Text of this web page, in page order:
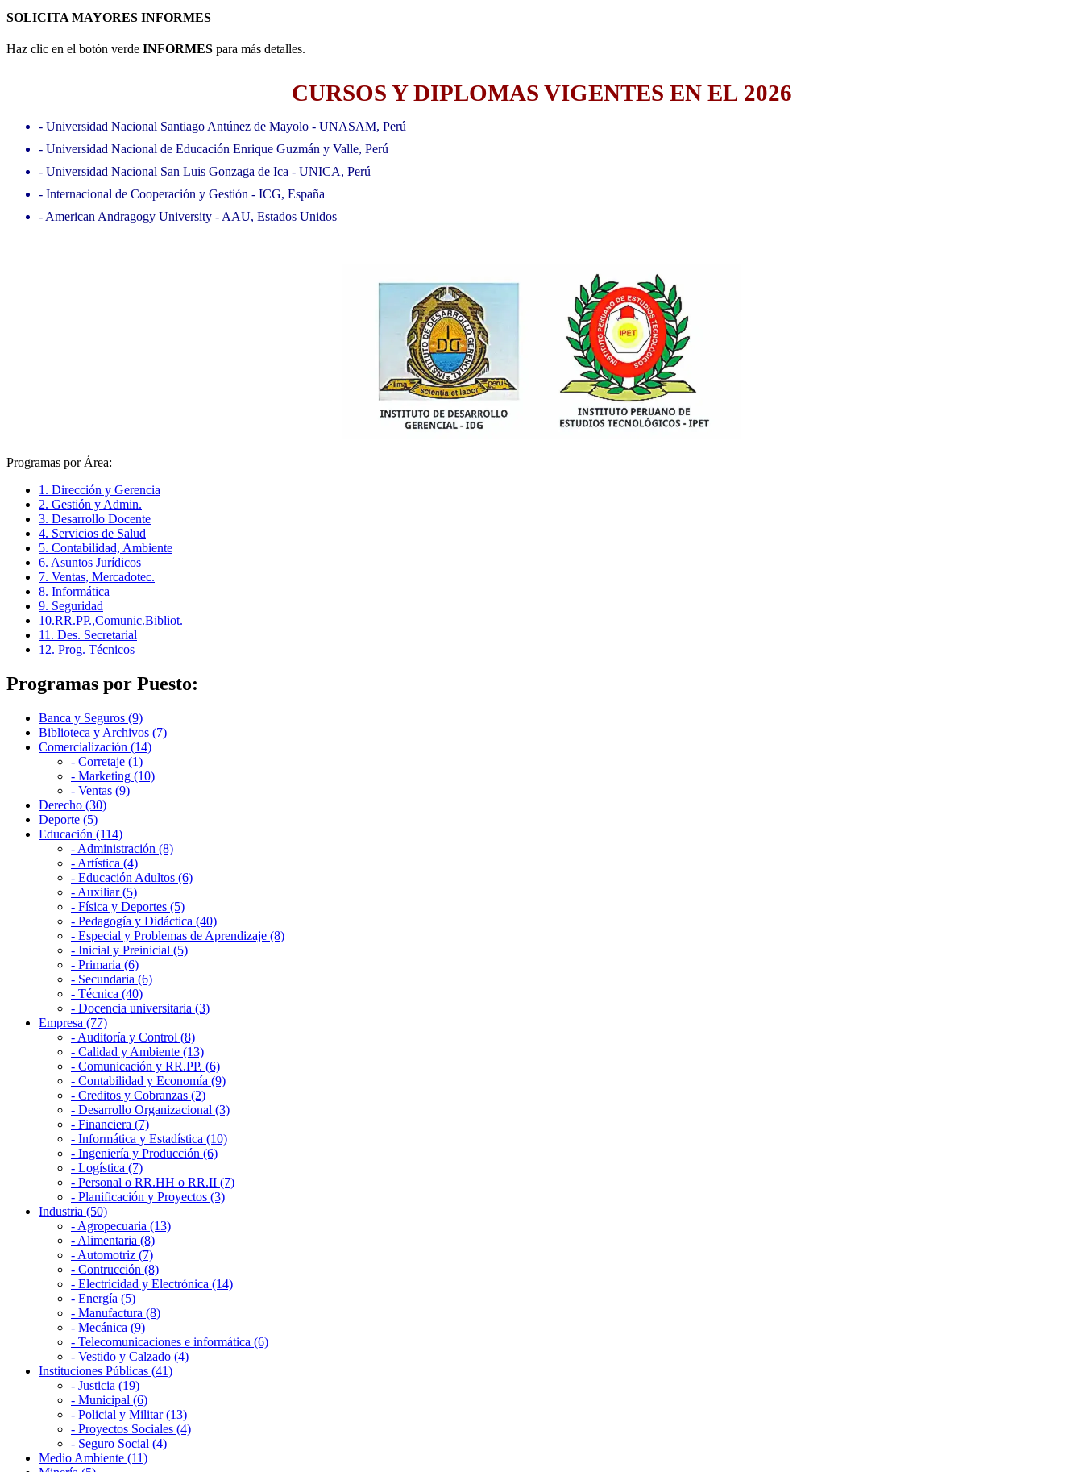
SOLICITA MAYORES INFORMES
Haz clic en el botón verde INFORMES para más detalles.
CURSOS Y DIPLOMAS VIGENTES EN EL 2026
- Universidad Nacional Santiago Antúnez de Mayolo - UNASAM, Perú
- Universidad Nacional de Educación Enrique Guzmán y Valle, Perú
- Universidad Nacional San Luis Gonzaga de Ica - UNICA, Perú
- Internacional de Cooperación y Gestión - ICG, España
- American Andragogy University - AAU, Estados Unidos
Programas por Área:
1. Dirección y Gerencia
2. Gestión y Admin.
3. Desarrollo Docente
4. Servicios de Salud
5. Contabilidad, Ambiente
6. Asuntos Jurídicos
7. Ventas, Mercadotec.
8. Informática
9. Seguridad
10.RR.PP.,Comunic.Bibliot.
11. Des. Secretarial
12. Prog. Técnicos
Programas por Puesto:
Banca y Seguros (9)
Biblioteca y Archivos (7)
Comercialización (14)
- Corretaje (1)
- Marketing (10)
- Ventas (9)
Derecho (30)
Deporte (5)
Educación (114)
- Administración (8)
- Artística (4)
- Educación Adultos (6)
- Auxiliar (5)
- Física y Deportes (5)
- Pedagogía y Didáctica (40)
- Especial y Problemas de Aprendizaje (8)
- Inicial y Preinicial (5)
- Primaria (6)
- Secundaria (6)
- Técnica (40)
- Docencia universitaria (3)
Empresa (77)
- Auditoría y Control (8)
- Calidad y Ambiente (13)
- Comunicación y RR.PP. (6)
- Contabilidad y Economía (9)
- Creditos y Cobranzas (2)
- Desarrollo Organizacional (3)
- Financiera (7)
- Informática y Estadística (10)
- Ingeniería y Producción (6)
- Logística (7)
- Personal o RR.HH o RR.II (7)
- Planificación y Proyectos (3)
Industria (50)
- Agropecuaria (13)
- Alimentaria (8)
- Automotriz (7)
- Contrucción (8)
- Electricidad y Electrónica (14)
- Energía (5)
- Manufactura (8)
- Mecánica (9)
- Telecomunicaciones e informática (6)
- Vestido y Calzado (4)
Instituciones Públicas (41)
- Justicia (19)
- Municipal (6)
- Policial y Militar (13)
- Proyectos Sociales (4)
- Seguro Social (4)
Medio Ambiente (11)